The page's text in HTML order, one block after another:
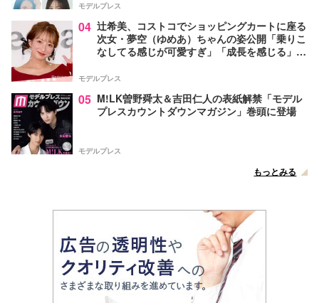
モデルプレス
04 辻希美、コストコでショッピングカートに座る
次女・夢空（ゆめあ）ちゃんの姿公開「乗りこ
なしてる感じが可愛すぎ」「成長を感じる」の
モデルプレス
05 M!LK曽野舜太＆吉田仁人の表紙解禁「モデル
プレスカウントダウンマガジン」巻頭に登場
モデルプレス
もっとみる